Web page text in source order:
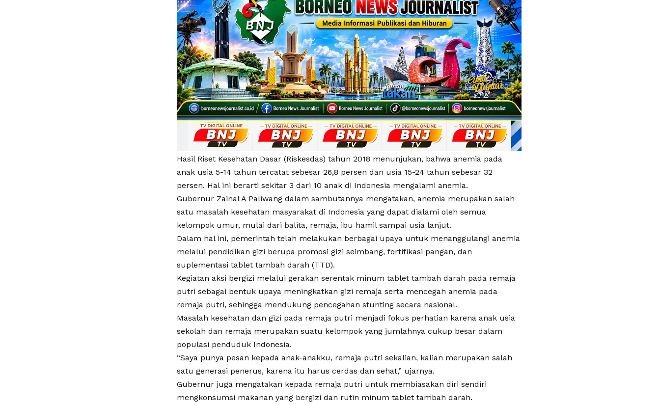
Hasil Riset Kesehatan Dasar (Riskesdas) tahun 2018 menunjukan, bahwa anemia pada
anak usia 5-14 tahun tercatat sebesar 26,8 persen dan usia 15-24 tahun sebesar 32
persen. Hal ini berarti sekitar 3 dari 10 anak di Indonesia mengalami anemia.
Gubernur Zainal A Paliwang dalam sambutannya mengatakan, anemia merupakan salah
satu masalah kesehatan masyarakat di Indonesia yang dapat dialami oleh semua
kelompok umur, mulai dari balita, remaja, ibu hamil sampai usia lanjut.
Dalam hal ini, pemerintah telah melakukan berbagai upaya untuk menanggulangi anemia
melalui pendidikan gizi berupa promosi gizi seimbang, fortifikasi pangan, dan
suplementasi tablet tambah darah (TTD).
Kegiatan aksi bergizi melalui gerakan serentak minum tablet tambah darah pada remaja
putri sebagai bentuk upaya meningkatkan gizi remaja serta mencegah anemia pada
remaja putri, sehingga mendukung pencegahan stunting secara nasional.
Masalah kesehatan dan gizi pada remaja putri menjadi fokus perhatian karena anak usia
sekolah dan remaja merupakan suatu kelompok yang jumlahnya cukup besar dalam
populasi penduduk Indonesia.
“Saya punya pesan kepada anak-anakku, remaja putri sekalian, kalian merupakan salah
satu generasi penerus, karena itu harus cerdas dan sehat,” ujarnya.
Gubernur juga mengatakan kepada remaja putri untuk membiasakan diri sendiri
mengkonsumsi makanan yang bergizi dan rutin minum tablet tambah darah.